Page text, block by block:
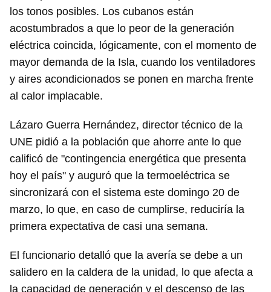
los tonos posibles. Los cubanos están
acostumbrados a que lo peor de la generación
eléctrica coincida, lógicamente, con el momento de
mayor demanda de la Isla, cuando los ventiladores
y aires acondicionados se ponen en marcha frente
al calor implacable.
Lázaro Guerra Hernández, director técnico de la
UNE pidió a la población que ahorre ante lo que
calificó de "contingencia energética que presenta
hoy el país" y auguró que la termoeléctrica se
sincronizará con el sistema este domingo 20 de
marzo, lo que, en caso de cumplirse, reduciría la
primera expectativa de casi una semana.
El funcionario detalló que la avería se debe a un
salidero en la caldera de la unidad, lo que afecta a
la capacidad de generación y el descenso de las